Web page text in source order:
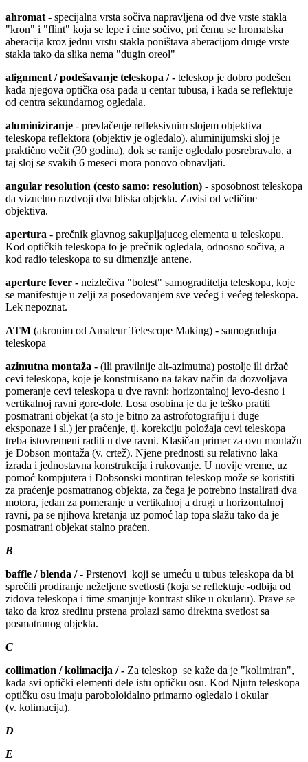
ahromat - specijalna vrsta sočiva napravljena od dve vrste stakla
"kron" i "flint" koja se lepe i cine sočivo, pri čemu se hromatska
aberacija kroz jednu vrstu stakla poništava aberacijom druge vrste
stakla tako da slika nema "dugin oreol"
alignment / podešavanje teleskopa / - teleskop je dobro podešen
kada njegova optička osa pada u centar tubusa, i kada se reflektuje
od centra sekundarnog ogledala.
aluminiziranje - prevlačenje refleksivnim slojem objektiva
teleskopa reflektora (objektiv je ogledalo). aluminijumski sloj je
praktično večit (30 godina), dok se ranije ogledalo posrebravalo, a
taj sloj se svakih 6 meseci mora ponovo obnavljati.
angular resolution (cesto samo: resolution) - sposobnost teleskopa
da vizuelno razdvoji dva bliska objekta. Zavisi od veličine
objektiva.
apertura - prečnik glavnog sakupljajuceg elementa u teleskopu.
Kod optičkih teleskopa to je prečnik ogledala, odnosno sočiva, a
kod radio teleskopa to su dimenzije antene.
aperture fever - neizlečiva "bolest" samograditelja teleskopa, koje
se manifestuje u zelji za posedovanjem sve većeg i većeg teleskopa.
Lek nepoznat.
ATM (akronim od Amateur Telescope Making) - samogradnja
teleskopa
azimutna montaža - (ili pravilnije alt-azimutna) postolje ili držač
cevi teleskopa, koje je konstruisano na takav način da dozvoljava
pomeranje cevi teleskopa u dve ravni: horizontalnoj levo-desno i
vertikalnoj ravni gore-dole. Losa osobina je da je teško pratiti
posmatrani objekat (a sto je bitno za astrofotografiju i duge
eksponaze i sl.) jer praćenje, tj. korekciju položaja cevi teleskopa
treba istovremeni raditi u dve ravni. Klasičan primer za ovu montažu
je Dobson montaža (v. crtež). Njene prednosti su relativno laka
izrada i jednostavna konstrukcija i rukovanje. U novije vreme, uz
pomoć kompjutera i Dobsonski montiran teleskop može se koristiti
za praćenje posmatranog objekta, za čega je potrebno instalirati dva
motora, jedan za pomeranje u vertikalnoj a drugi u horizontalnoj
ravni, pa se njihova kretanja uz pomoć lap topa slažu tako da je
posmatrani objekat stalno praćen.
B
baffle / blenda / - Prstenovi koji se umeću u tubus teleskopa da bi
sprečili prodiranje neželjene svetlosti (koja se reflektuje -odbija od
zidova teleskopa i time smanjuje kontrast slike u okularu). Prave se
tako da kroz sredinu prstena prolazi samo direktna svetlost sa
posmatranog objekta.
C
collimation / kolimacija / - Za teleskop se kaže da je "kolimiran",
kada svi optički elementi dele istu optičku osu. Kod Njutn teleskopa
optičku osu imaju paroboloidalno primarno ogledalo i okular
(v. kolimacija).
D
E